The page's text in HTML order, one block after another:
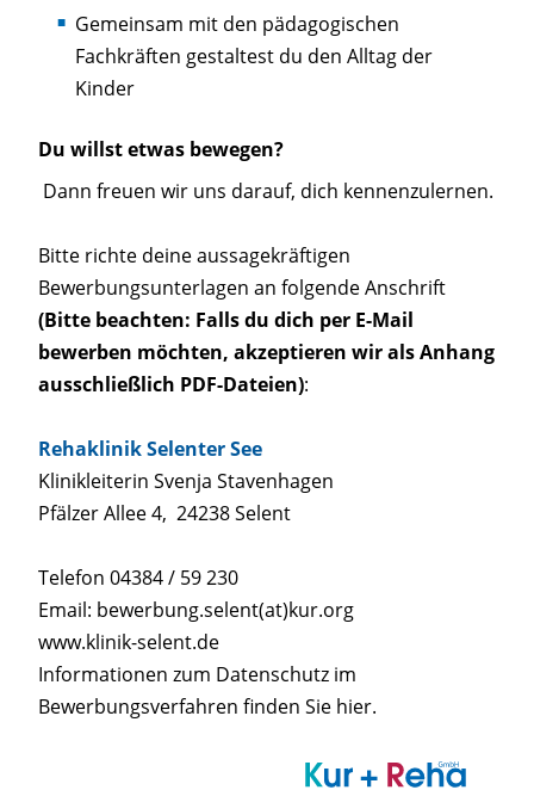
Gemeinsam mit den pädagogischen
Fachkräften gestaltest du den Alltag der
Kinder
Du willst etwas bewegen?
Dann freuen wir uns darauf, dich kennenzulernen.
Bitte richte deine aussagekräftigen
Bewerbungsunterlagen an folgende Anschrift
(Bitte beachten: Falls du dich per E-Mail
bewerben möchten, akzeptieren wir als Anhang
ausschließlich PDF-Dateien):
Rehaklinik Selenter See
Klinikleiterin Svenja Stavenhagen
Pfälzer Allee 4, 24238 Selent
Telefon 04384 / 59 230
Email: bewerbung.selent(at)kur.org
www.klinik-selent.de
Informationen zum Datenschutz im
Bewerbungsverfahren finden Sie hier.